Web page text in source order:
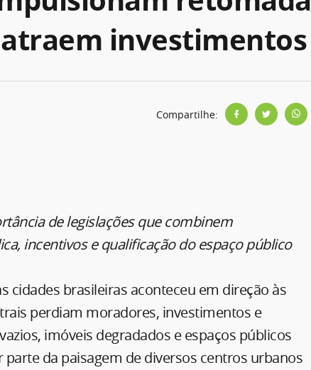
investimentos
Compartilhe:
de legislações que combinem
incentivos e qualificação do espaço público
cidades brasileiras aconteceu em direção às
perdiam moradores, investimentos e
imóveis degradados e espaços públicos
da paisagem de diversos centros urbanos